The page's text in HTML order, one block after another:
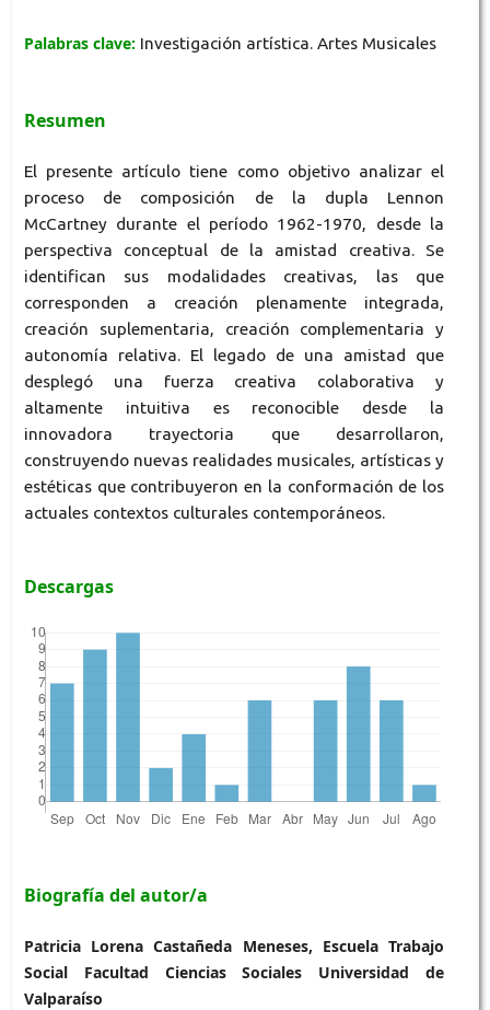
Palabras clave: Investigación artística. Artes Musicales
Resumen
El presente artículo tiene como objetivo analizar el
proceso de composición de la dupla Lennon
McCartney durante el período 1962-1970, desde la
perspectiva conceptual de la amistad creativa. Se
identifican sus modalidades creativas, las que
corresponden a creación plenamente integrada,
creación suplementaria, creación complementaria y
autonomía relativa. El legado de una amistad que
desplegó una fuerza creativa colaborativa y
altamente intuitiva es reconocible desde la
innovadora trayectoria que desarrollaron,
construyendo nuevas realidades musicales, artísticas y
estéticas que contribuyeron en la conformación de los
actuales contextos culturales contemporáneos.
Descargas
Biografía del autor/a
Patricia Lorena Castañeda Meneses, Escuela Trabajo
Social Facultad Ciencias Sociales Universidad de
Valparaíso